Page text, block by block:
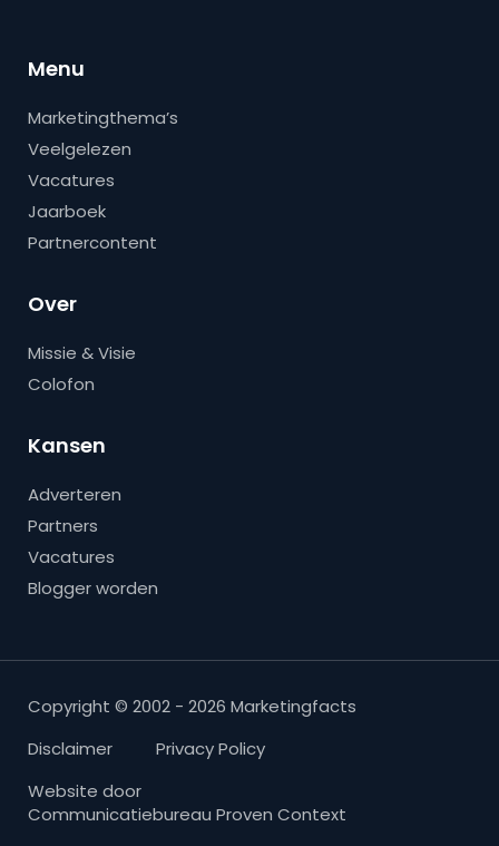
Menu
Marketingthema’s
Veelgelezen
Vacatures
Jaarboek
Partnercontent
Over
Missie & Visie
Colofon
Kansen
Adverteren
Partners
Vacatures
Blogger worden
Copyright © 2002 - 2026 Marketingfacts
Disclaimer
Privacy Policy
Website door
Communicatiebureau Proven Context